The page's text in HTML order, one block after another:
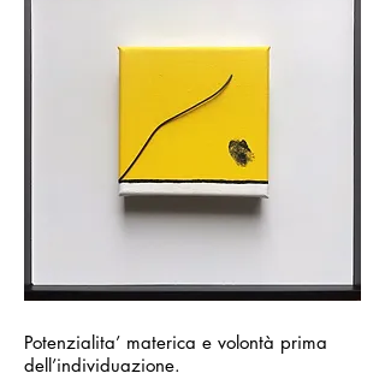
Potenzialita’ materica e volontà prima
dell’individuazione.